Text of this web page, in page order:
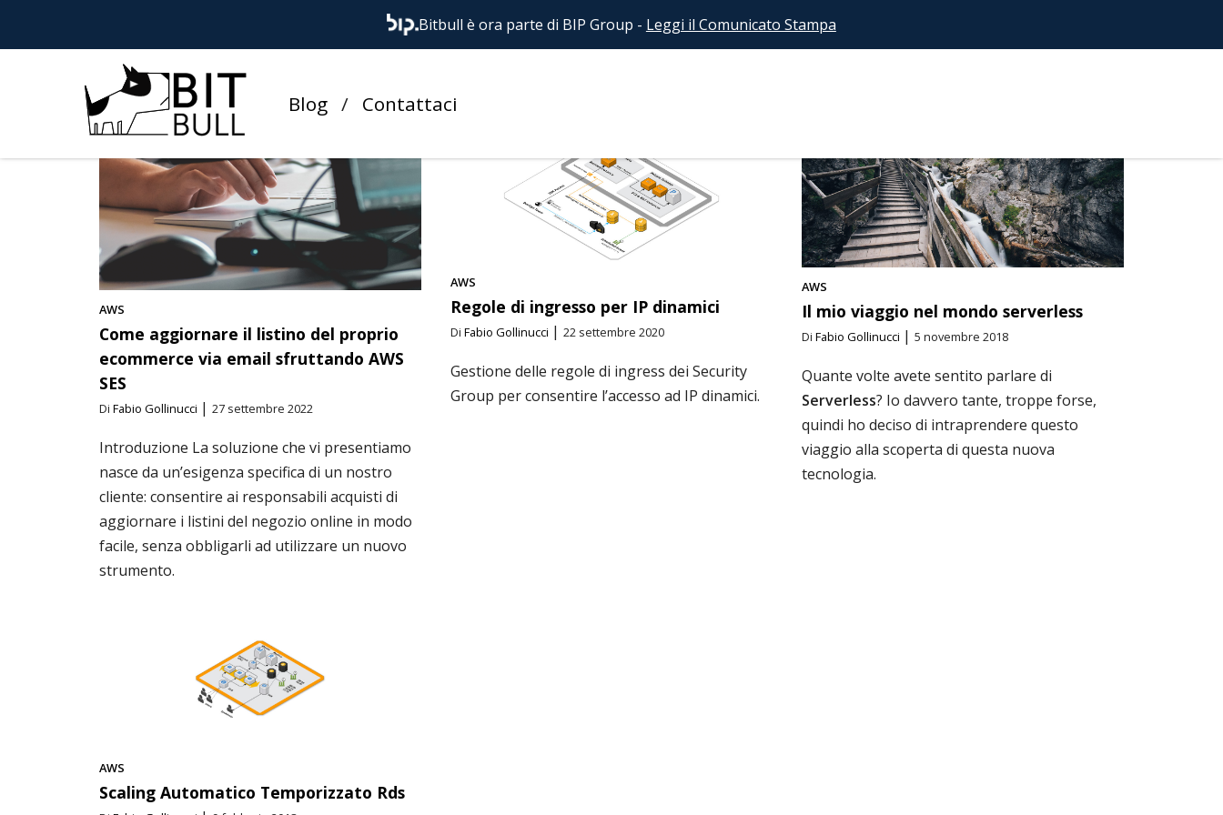
Bitbull è ora parte di BIP Group - Leggi il Comunicato Stampa
Blog Contattaci
EVENTI FRONTEND HEADLESS JOB MAGENTO-1 MAGENTO-2
LAMBDA
AWS
Come aggiornare il listino del proprio
ecommerce via email sfruttando AWS
SES
Di Fabio Gollinucci | 27 settembre 2022
Introduzione La soluzione che vi presentiamo
nasce da un’esigenza specifica di un nostro
cliente: consentire ai responsabili acquisti di
aggiornare i listini del negozio online in modo
facile, senza obbligarli ad utilizzare un nuovo
strumento.
AWS
Regole di ingresso per IP dinamici
Di Fabio Gollinucci | 22 settembre 2020
Gestione delle regole di ingress dei Security
Group per consentire l’accesso ad IP dinamici.
AWS
Il mio viaggio nel mondo serverless
Di Fabio Gollinucci | 5 novembre 2018
Quante volte avete sentito parlare di
Serverless? Io davvero tante, troppe forse,
quindi ho deciso di intraprendere questo
viaggio alla scoperta di questa nuova
tecnologia.
AWS
Scaling Automatico Temporizzato Rds